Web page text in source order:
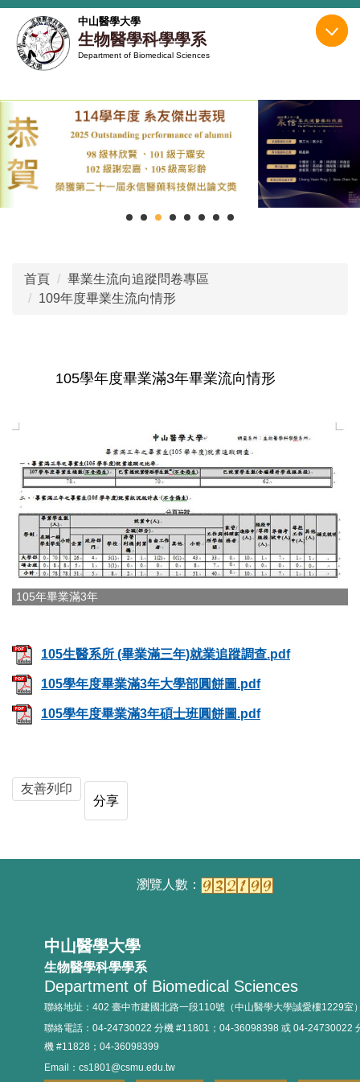
跳
到
主
區
中山醫學大學
生物醫學科學學系
Department of Biomedical Sciences
首頁
畢業生流向追蹤問卷專區
109年度畢業生流向情形
105學年度畢業滿3年畢業流向情形
105年畢業滿3年
105生醫系所 (畢業滿三年)就業追蹤調查.pdf
105學年度畢業滿3年大學部圓餅圖.pdf
105學年度畢業滿3年碩士班圓餅圖.pdf
友善列印
分享
中山醫學大學
生物醫學科學學系
Department of Biomedical Sciences
聯絡地址：402 臺中市建國北路一段110號（中山醫學大學誠愛樓1229室
聯絡電話：04-24730022 分機 #11801；04-36098398 或 04-24730022
機 #11828；04-36098399
Email：cs1801@csmu.edu.tw